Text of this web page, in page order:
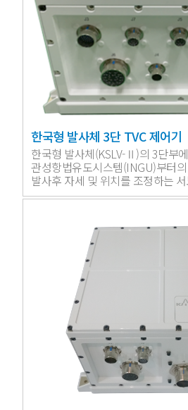
한국형 발사체 3단 TVC 제어기
한국형 발사체(KSLV-Ⅱ)의 3단부
관성항법유도시스템(INGU)부터
발사후 자세 및 위치를 조정하는
벡터 시스템을 제어하는 장치입니